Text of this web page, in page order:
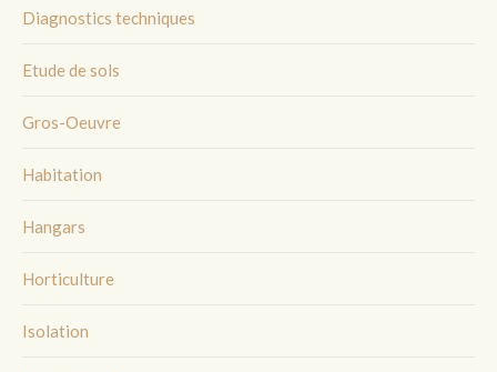
Diagnostics techniques
Etude de sols
Gros-Oeuvre
Habitation
Hangars
Horticulture
Isolation